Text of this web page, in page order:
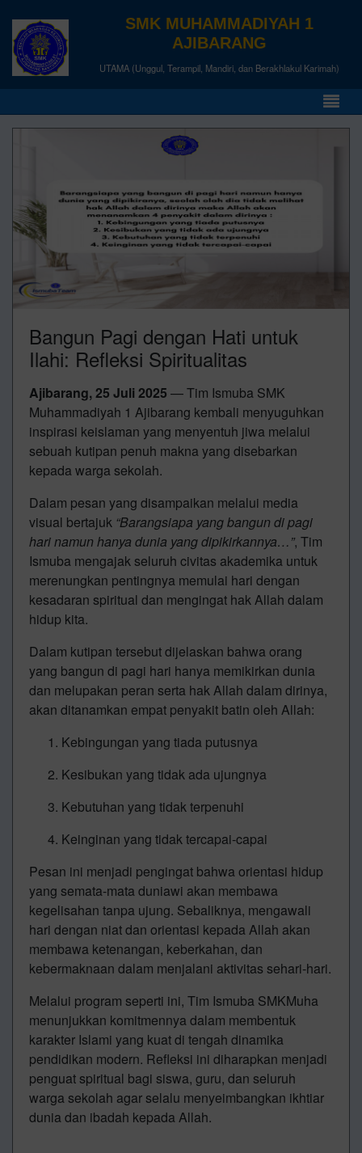
SMK MUHAMMADIYAH 1
AJIBARANG
UTAMA (Unggul, Terampil, Mandiri, dan Berakhlakul Karimah)
Bangun Pagi dengan Hati untuk
Ilahi: Refleksi Spiritualitas
Ajibarang, 25 Juli 2025 — Tim Ismuba SMK
Muhammadiyah 1 Ajibarang kembali menyuguhkan
inspirasi keislaman yang menyentuh jiwa melalui
sebuah kutipan penuh makna yang disebarkan
kepada warga sekolah.
Dalam pesan yang disampaikan melalui media
visual bertajuk “Barangsiapa yang bangun di pagi
hari namun hanya dunia yang dipikirkannya…”, Tim
Ismuba mengajak seluruh civitas akademika untuk
merenungkan pentingnya memulai hari dengan
kesadaran spiritual dan mengingat hak Allah dalam
hidup kita.
Dalam kutipan tersebut dijelaskan bahwa orang
yang bangun di pagi hari hanya memikirkan dunia
dan melupakan peran serta hak Allah dalam dirinya,
akan ditanamkan empat penyakit batin oleh Allah:
Kebingungan yang tiada putusnya
Kesibukan yang tidak ada ujungnya
Kebutuhan yang tidak terpenuhi
Keinginan yang tidak tercapai-capai
Pesan ini menjadi pengingat bahwa orientasi hidup
yang semata-mata duniawi akan membawa
kegelisahan tanpa ujung. Sebaliknya, mengawali
hari dengan niat dan orientasi kepada Allah akan
membawa ketenangan, keberkahan, dan
kebermaknaan dalam menjalani aktivitas sehari-hari.
Melalui program seperti ini, Tim Ismuba SMKMuha
menunjukkan komitmennya dalam membentuk
karakter Islami yang kuat di tengah dinamika
pendidikan modern. Refleksi ini diharapkan menjadi
penguat spiritual bagi siswa, guru, dan seluruh
warga sekolah agar selalu menyeimbangkan ikhtiar
dunia dan ibadah kepada Allah.